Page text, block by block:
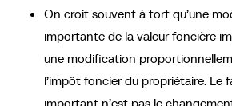
On croit souvent à tort qu’une
importante de la valeur foncière
une modification
l’impôt foncier du propriétaire. Le